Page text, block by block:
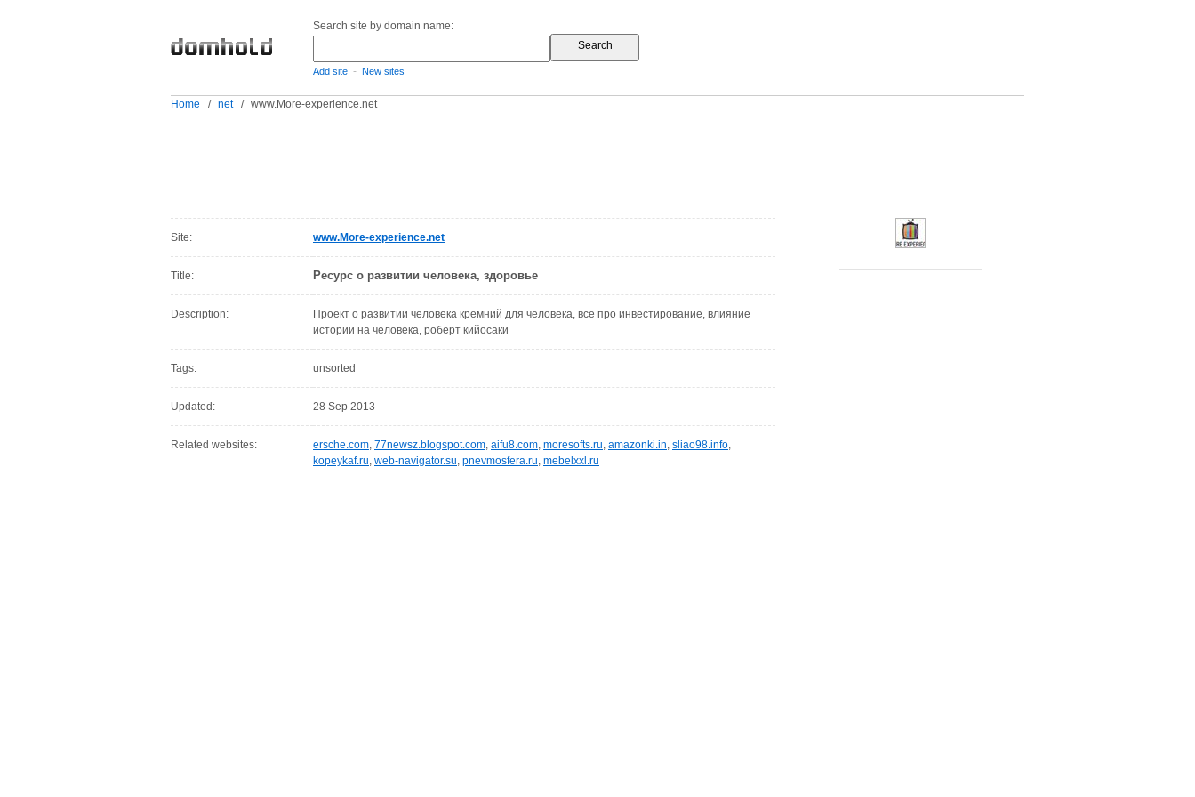
Search site by domain name:
Add site - New sites
Home / net / www.More-experience.net
Site: www.More-experience.net
Title: Ресурс о развитии человека, здоровье
Description:
Проект о развитии человека кремний для человека, все про инвестирование, влияние
истории на человека, роберт кийосаки
Tags: unsorted
Updated: 28 Sep 2013
Related websites: ersche.com, 77newsz.blogspot.com, aifu8.com, moresofts.ru, amazonki.in, sliao98.info,
kopeykaf.ru, web-navigator.su, pnevmosfera.ru, mebelxxl.ru